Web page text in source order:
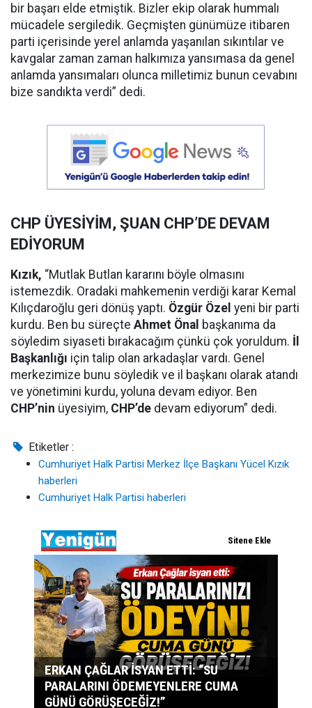
bir başarı elde etmiştik. Bizler ekip olarak hummalı
mücadele sergiledik. Geçmişten günümüze itibaren
parti içerisinde yerel anlamda yaşanılan sıkıntılar ve
kavgalar zaman zaman halkımıza yansımasa da genel
anlamda yansımaları olunca milletimiz bunun cevabını
bize sandıkta verdi” dedi.
CHP ÜYESİYİM, ŞUAN CHP’DE DEVAM
EDİYORUM
Kızık, “Mutlak Butlan kararını böyle olmasını
istemezdik. Oradaki mahkemenin verdiği karar Kemal
Kılıçdaroğlu geri dönüş yaptı. Özgür Özel yeni bir parti
kurdu. Ben bu süreçte Ahmet Önal başkanıma da
söyledim siyaseti bırakacağım çünkü çok yoruldum. İl
Başkanlığı için talip olan arkadaşlar vardı. Genel
merkezimize bunu söyledik ve il başkanı olarak atandı
ve yönetimini kurdu, yoluna devam ediyor. Ben
CHP’nin üyesiyim, CHP’de devam ediyorum” dedi.
Etiketler :
Cumhuriyet Halk Partisi Merkez İlçe Başkanı Yücel Kızık
haberleri
Cumhuriyet Halk Partisi haberleri